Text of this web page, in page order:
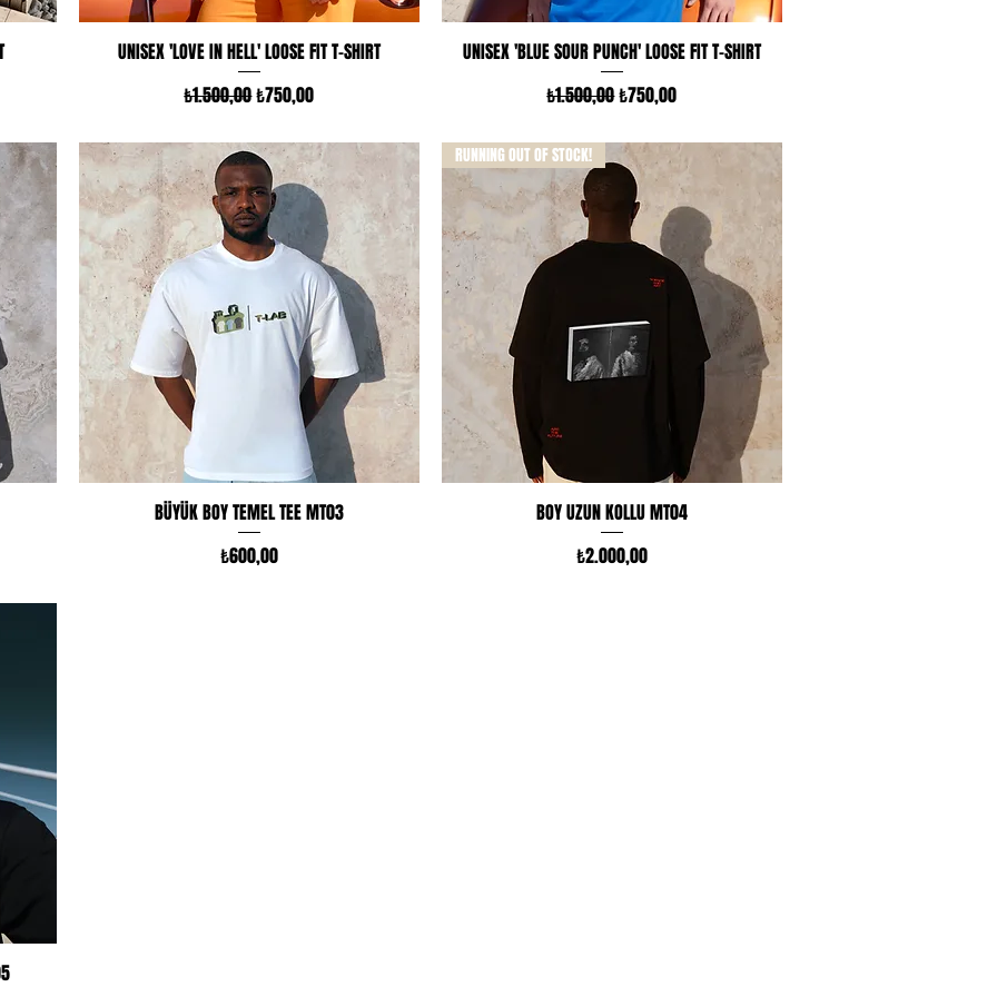
Hızlı Bakış
UNISEX 'LOVE IN HELL' LOOSE FIT T-SHIRT
Normal Fiyat
₺1.500,00İndirimli Fiyat
₺750,00
Hızlı Bakış
UNISEX 'BLUE SOUR PUNCH' LOOSE FIT T-SHIRT
Normal Fiyat
₺1.500,00İndirimli Fiyat
₺750,00
Hızlı Bakış
BÜYÜK BOY TEMEL TEE MT03
Fiyat
₺600,00
Hızlı Bakış
RUNNING OUT OF STOCK!
BOY UZUN KOLLU MT04
Fiyat
₺2.000,00